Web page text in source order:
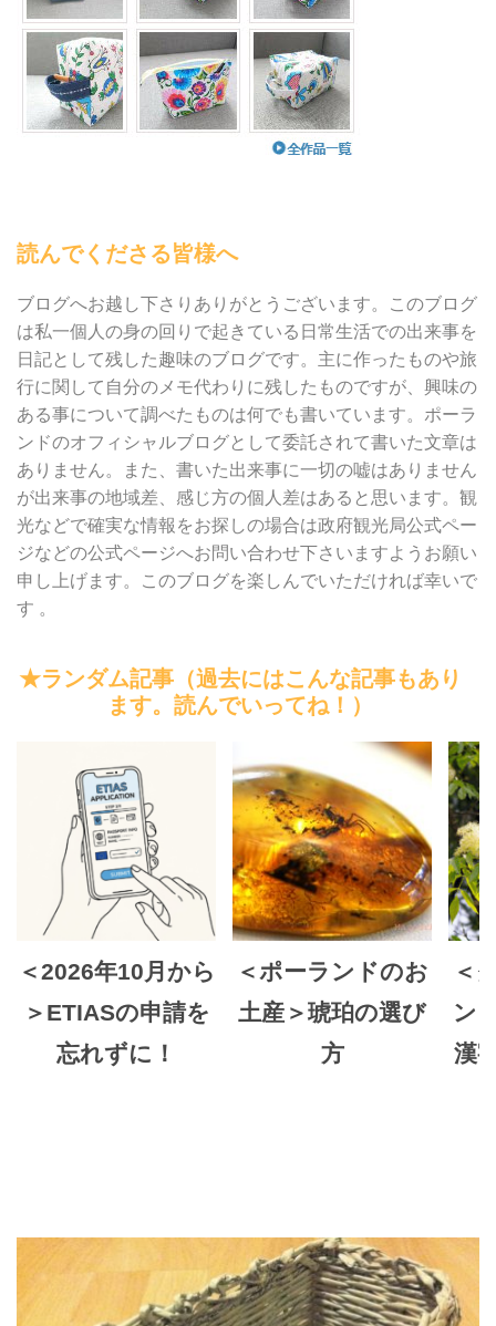
読んでくださる皆様へ
ブログへお越し下さりありがとうございます。このブログ
は私一個人の身の回りで起きている日常生活での出来事を
日記として残した趣味のブログです。主に作ったものや旅
行に関して自分のメモ代わりに残したものですが、興味の
ある事について調べたものは何でも書いています。ポーラ
ンドのオフィシャルブログとして委託されて書いた文章は
ありません。また、書いた出来事に一切の嘘はありません
が出来事の地域差、感じ方の個人差はあると思います。観
光などで確実な情報をお探しの場合は政府観光局公式ペー
ジなどの公式ページへお問い合わせ下さいますようお願い
申し上げます。このブログを楽しんでいただければ幸いで
す 。
★ランダム記事（過去にはこんな記事もあり
ます。読んでいってね！）
＜2026年10月から
＞ETIASの申請を
忘れずに！
＜ポーランドのお
土産＞琥珀の選び
方
＜
ン
漢